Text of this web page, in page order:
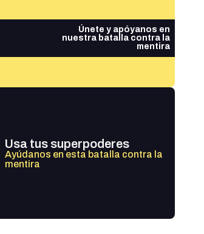
Únete y apóyanos en
nuestra batalla contra la
mentira
Usa tus superpoderes
Ayúdanos en esta batalla contra la
mentira